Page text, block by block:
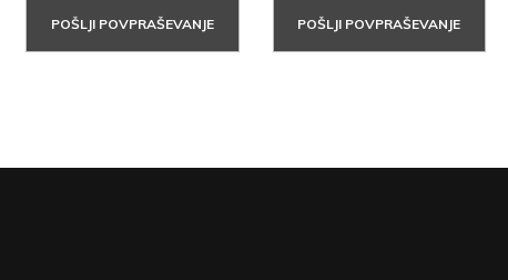
POŠLJI POVPRAŠEVANJE POŠLJI POVPRAŠEVANJE